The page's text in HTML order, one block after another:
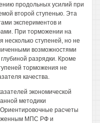
продольных усилий при
второй ступенью. Эта
экспериментов и
При торможении на
ступеней, но не
возможностями
разрядки. Кроме
торможения не
качества.
экономической
методики
расчеты
МПС РФ и